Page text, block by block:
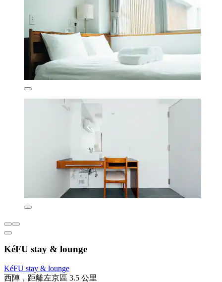
KéFU stay & lounge
KéFU stay & lounge
西陣，距離左京區 3.5 公里